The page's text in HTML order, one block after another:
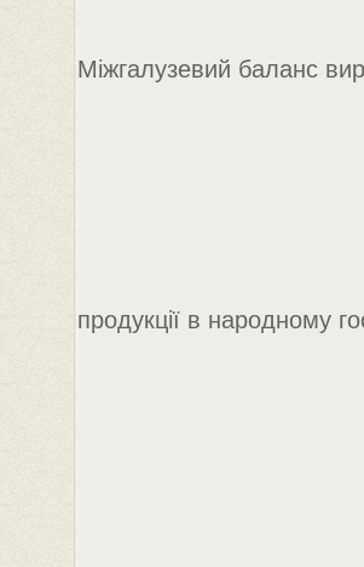
Міжгалузевий баланс
продукції в народному